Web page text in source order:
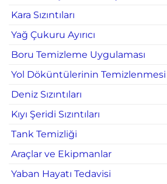
Kara Sızıntıları
Yağ Çukuru Ayırıcı
Boru Temizleme Uygulaması
Yol Döküntülerinin Temizlenmesi
Deniz Sızıntıları
Kıyı Şeridi Sızıntıları
Tank Temizliği
Araçlar ve Ekipmanlar
Yaban Hayatı Tedavisi